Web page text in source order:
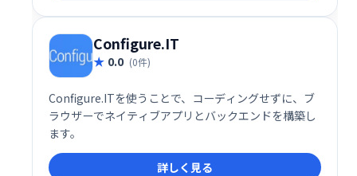
Configure.IT
0.0 (0件)
Configure.ITを使うことで、コーディングせずに、ブ
ラウザーでネイティブアプリとバックエンドを構築し
ます。
詳しく見る